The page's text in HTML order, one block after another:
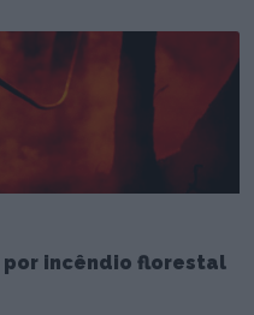
por incêndio florestal